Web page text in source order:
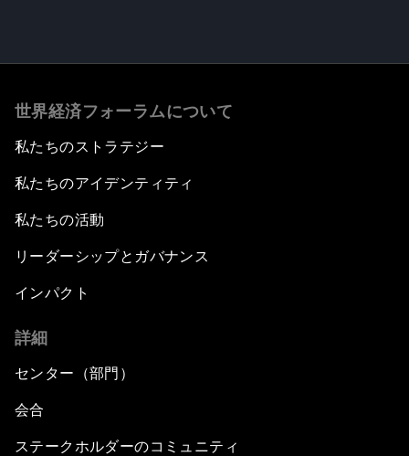
世界経済フォーラムについて
私たちのストラテジー
私たちのアイデンティティ
私たちの活動
リーダーシップとガバナンス
インパクト
詳細
センター（部門）
会合
ステークホルダーのコミュニティ